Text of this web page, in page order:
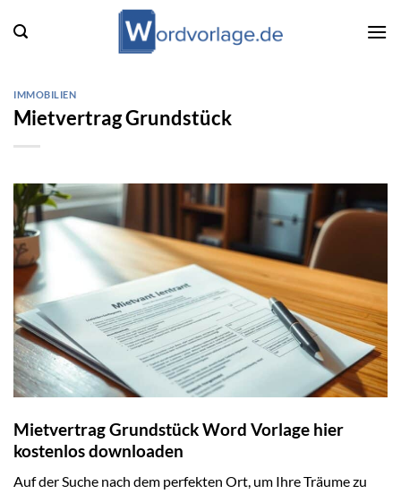
Inhalt
IMMOBILIEN
Mietvertrag Grundstück
Mietvertrag Grundstück Word Vorlage hier
kostenlos downloaden
Auf der Suche nach dem perfekten Ort, um Ihre Träume zu